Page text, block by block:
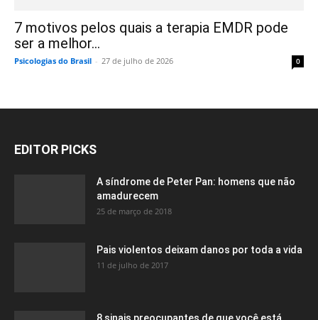
7 motivos pelos quais a terapia EMDR pode
ser a melhor...
Psicologias do Brasil - 27 de julho de 2026 0
EDITOR PICKS
A síndrome de Peter Pan: homens que não
amadurecem
25 de março de 2018
Pais violentos deixam danos por toda a vida
11 de julho de 2017
8 sinais preocupantes de que você está